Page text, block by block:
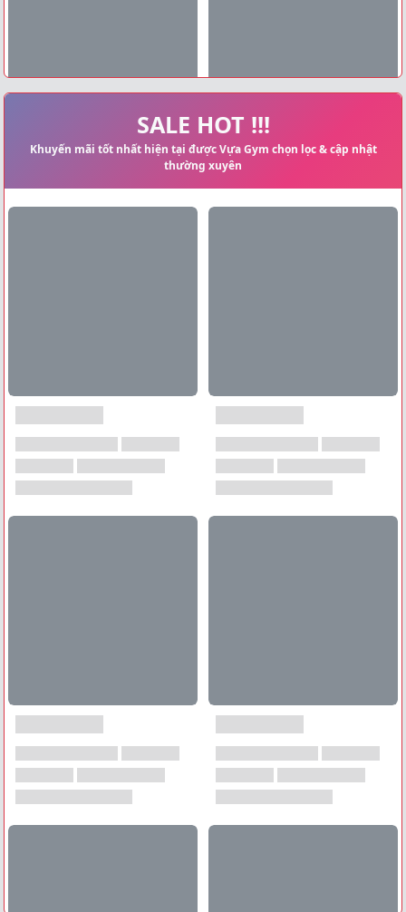
SALE HOT !!!
Khuyến mãi tốt nhất hiện tại được Vựa Gym chọn lọc & cập nhật
thường xuyên